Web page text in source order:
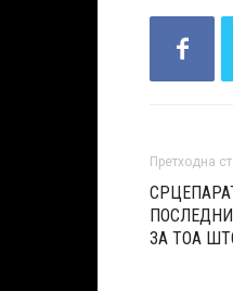
Претходна
ЗА ТОА